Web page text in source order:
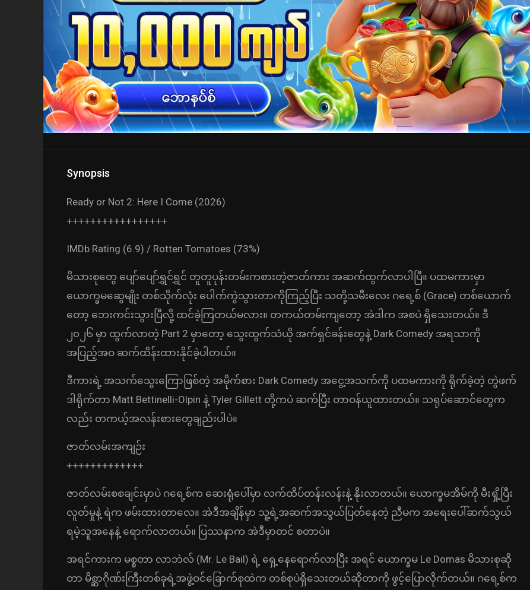
Synopsis
Ready or Not 2: Here I Come (2026)
+++++++++++++++++
IMDb Rating (6.9) / Rotten Tomatoes (73%)
မိသားစုတွေ ပျော်ပျော်ရွှင်ရွှင် တူတူပုန်းတမ်းကစားတဲ့ဇာတ်ကား အဆက်ထွက်လာပါပြီ။ ပထမကားမှာ
ယောက္ခမဆွေမျိုး တစ်သိုက်လုံး ပေါက်ကွဲသွားတာကိုကြည့်ပြီး သတို့သမီးလေး ဂရေ့စ် (Grace) တစ်ယောက်
တော့ ဘေးကင်းသွားပြီလို့ ထင်ခဲ့ကြတယ်မလား။ တကယ်တမ်းကျတော့ အဲဒါက အစပဲ ရှိသေးတယ်။ ဒီ
၂၀၂၆ မှာ ထွက်လာတဲ့ Part 2 မှာတော့ သွေးထွက်သံယို အက်ရှင်ခန်းတွေနဲ့ Dark Comedy အရသာကို
အပြည့်အဝ ဆက်ထိန်းထားနိုင်ခဲ့ပါတယ်။
ဒီကားရဲ့ အသက်သွေးကြောဖြစ်တဲ့ အမိုက်စား Dark Comedy အငွေ့အသက်ကို ပထမကားကို ရိုက်ခဲ့တဲ့ တွဲဖက်
ဒါရိုက်တာ Matt Bettinelli-Olpin နဲ့ Tyler Gillett တို့ကပဲ ဆက်ပြီး တာဝန်ယူထားတယ်။ သရုပ်ဆောင်တွေက
လည်း တကယ့်အလန်းစားတွေချည်းပါပဲ။
ဇာတ်လမ်းအကျဉ်း
+++++++++++++
ဇာတ်လမ်းစစချင်းမှာပဲ ဂရေ့စ်က ဆေးရုံပေါ်မှာ လက်ထိပ်တန်းလန်းနဲ့ နိုးလာတယ်။ ယောက္ခမအိမ်ကို မီးရှို့ပြီး
လူတ်မှုနဲ့ ရဲက ဖမ်းထားတာလေ။ အဲဒီအချိန်မှာ သူ့ရဲ့အဆက်အသွယ်ပြတ်နေတဲ့ ညီမက အရေးပေါ်ဆက်သွယ်
ရမဲ့သူအနေနဲ့ ရောက်လာတယ်။ ပြဿနာက အဲဒီမှာတင် စတာပဲ။
အရင်ကားက မစ္စတာ လာဘဲလ် (Mr. Le Bail) ရဲ့ ရှေ့နေရောက်လာပြီး အရင် ယောက္ခမ Le Domas မိသားစုဆို
တာ မိစ္ဆာဂိုဏ်းကြီးတစ်ခုရဲ့အဖွဲ့ဝင်ခြောက်စုထဲက တစ်စုပဲရှိသေးတယ်ဆိုတာကို ဖွင့်ပြောလိုက်တယ်။ ဂရေ့စ်က